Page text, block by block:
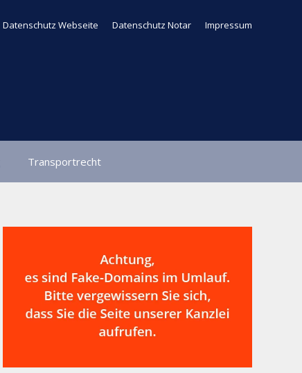
Datenschutz Webseite Datenschutz Notar Impressum
Transportrecht